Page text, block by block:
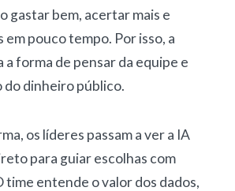
gastar bem, acertar mais e
em pouco tempo. Por isso, a
a forma de pensar da equipe e
do dinheiro público.
os líderes passam a ver a IA
para guiar escolhas com
time entende o valor dos dados,